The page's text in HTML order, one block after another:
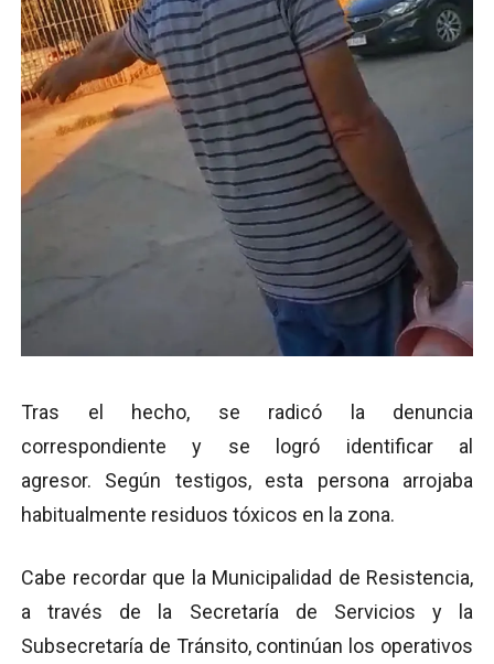
Tras el hecho, se radicó la denuncia
correspondiente y se logró identificar al
agresor. Según testigos, esta persona arrojaba
habitualmente residuos tóxicos en la zona.
Cabe recordar que la Municipalidad de Resistencia,
a través de la Secretaría de Servicios y la
Subsecretaría de Tránsito, continúan los operativos